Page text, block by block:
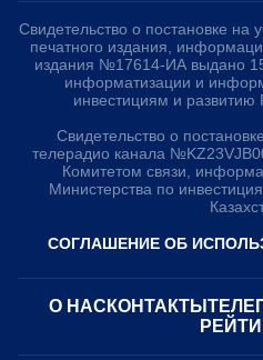
Свидетельство о постановке на
печатного издания,
издания №17614-ИА выдано
информатизации и
инвестициям и развитию
Свидетельство о
телерадио канала
Комитетом связи,
Министерства по
СОГЛАШЕНИЕ ОБ
О НАС КОНТАКТЫ